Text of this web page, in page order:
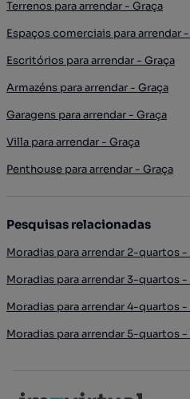
Terrenos para arrendar - Graça
Espaços comerciais para arrendar
Escritórios para arrendar - Graça
Armazéns para arrendar - Graça
Garagens para arrendar - Graça
Villa para arrendar - Graça
Penthouse para arrendar - Graça
Pesquisas relacionadas
Moradias para arrendar 2-quartos -
Moradias para arrendar 3-quartos -
Moradias para arrendar 4-quartos -
Moradias para arrendar 5-quartos -